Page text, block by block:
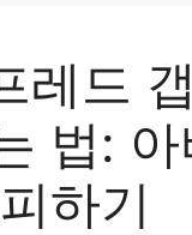
레드
법:
하기